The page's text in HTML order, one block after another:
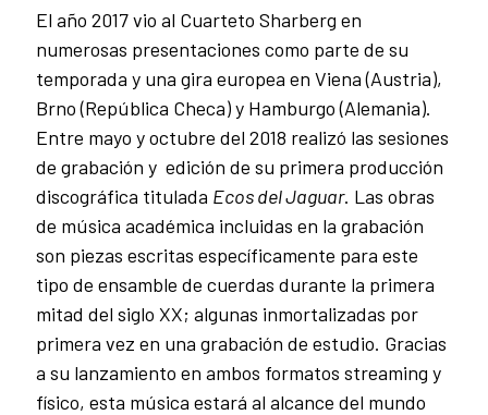
El año 2017 vio al Cuarteto Sharberg en
numerosas presentaciones como parte de su
temporada y una gira europea en Viena (Austria),
Brno (República Checa) y Hamburgo (Alemania).
Entre mayo y octubre del 2018 realizó las sesiones
de grabación y edición de su primera producción
discográfica titulada Ecos del Jaguar. Las obras
de música académica incluidas en la grabación
son piezas escritas específicamente para este
tipo de ensamble de cuerdas durante la primera
mitad del siglo XX; algunas inmortalizadas por
primera vez en una grabación de estudio. Gracias
a su lanzamiento en ambos formatos streaming y
físico, esta música estará al alcance del mundo